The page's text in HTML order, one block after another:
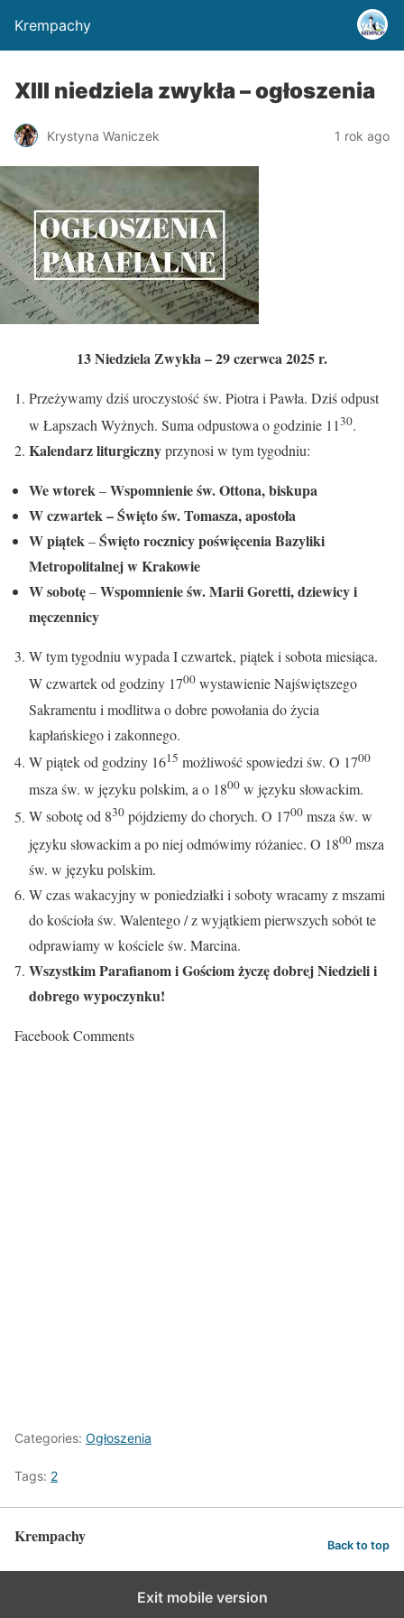
Krempachy
XIII niedziela zwykła – ogłoszenia
Krystyna Waniczek 1 rok ago
13 Niedziela Zwykła– 29 czerwca 2025 r.
Przeżywamy dziś uroczystość św. Piotra i Pawła. Dziś odpust
w Łapszach Wyżnych. Suma odpustowa o godzinie 1130.
Kalendarz liturgicznyprzynosi w tym tygodniu:
We wtorek–Wspomnienie św. Ottona, biskupa
W czwartek –Święto św. Tomasza, apostoła
W piątek–Święto rocznicy poświęcenia Bazyliki
Metropolitalnej w Krakowie
W sobotę–Wspomnienie św. Marii Goretti, dziewicy i
męczennicy
W tym tygodniu wypada I czwartek, piątek i sobota miesiąca.
W czwartek od godziny 1700 wystawienie Najświętszego
Sakramentu i modlitwa o dobre powołania do życia
kapłańskiego i zakonnego.
W piątek od godziny 1615 możliwość spowiedzi św. O 1700
msza św. w języku polskim, a o 1800 w języku słowackim.
W sobotę od 830 pójdziemy do chorych. O 1700 msza św. w
języku słowackim a po niej odmówimy różaniec. O 1800 msza
św. w języku polskim.
W czas wakacyjny w poniedziałki i soboty wracamy z mszami
do kościoła św. Walentego / z wyjątkiem pierwszych sobót te
odprawiamy w kościele św. Marcina.
Wszystkim Parafianom i Gościom życzę dobrej Niedzieli i
dobrego wypoczynku!
Facebook Comments
Categories: Ogłoszenia
Tags: 2
Krempachy Back to top
Exit mobile version